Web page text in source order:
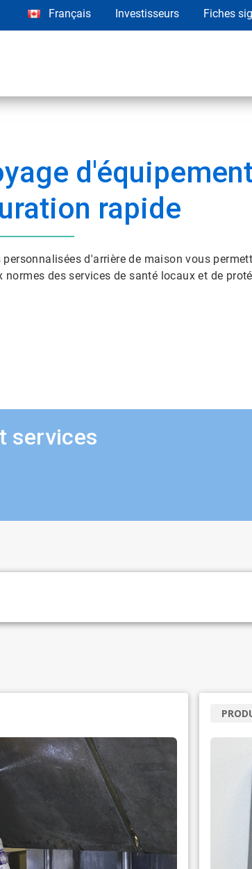
Français Investisseurs Fiches
rapide
d'arrière de maison vous
normes des services de santé locaux et de
services